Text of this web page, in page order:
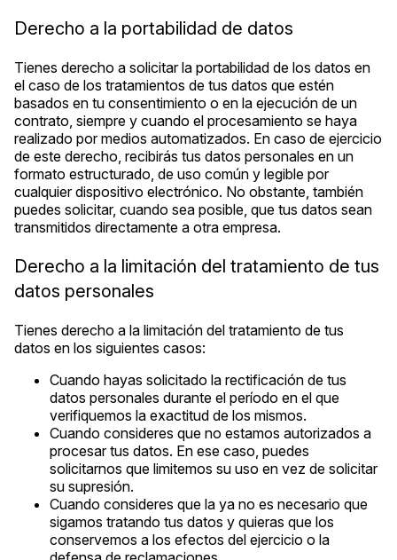
Derecho a la portabilidad de datos
Tienes derecho a solicitar la portabilidad de los datos en
el caso de los tratamientos de tus datos que estén
basados en tu consentimiento o en la ejecución de un
contrato, siempre y cuando el procesamiento se haya
realizado por medios automatizados. En caso de ejercicio
de este derecho, recibirás tus datos personales en un
formato estructurado, de uso común y legible por
cualquier dispositivo electrónico. No obstante, también
puedes solicitar, cuando sea posible, que tus datos sean
transmitidos directamente a otra empresa.
Derecho a la limitación del tratamiento de tus
datos personales
Tienes derecho a la limitación del tratamiento de tus
datos en los siguientes casos:
Cuando hayas solicitado la rectificación de tus
datos personales durante el período en el que
verifiquemos la exactitud de los mismos.
Cuando consideres que no estamos autorizados a
procesar tus datos. En ese caso, puedes
solicitarnos que limitemos su uso en vez de solicitar
su supresión.
Cuando consideres que la ya no es necesario que
sigamos tratando tus datos y quieras que los
conservemos a los efectos del ejercicio o la